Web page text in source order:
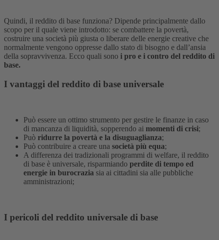
Quindi, il reddito di base funziona? Dipende principalmente dallo
scopo per il quale viene introdotto: se combattere la povertà,
costruire una società più giusta o liberare delle energie creative che
normalmente vengono oppresse dallo stato di bisogno e dall’ansia
della sopravvivenza. Ecco quali sono i pro e i contro del reddito di
base.
I vantaggi del reddito di base universale
Può essere un ottimo strumento per gestire le finanze in caso
di mancanza di liquidità, sopperendo ai momenti di crisi;
Può ridurre la povertà e la disuguaglianza;
Può contribuire a creare una società più equa;
A differenza dei tradizionali programmi di welfare, il reddito
di base è universale, risparmiando perdite di tempo ed
energie in burocrazia sia ai cittadini sia alle pubbliche
amministrazioni;
I pericoli del reddito universale di base